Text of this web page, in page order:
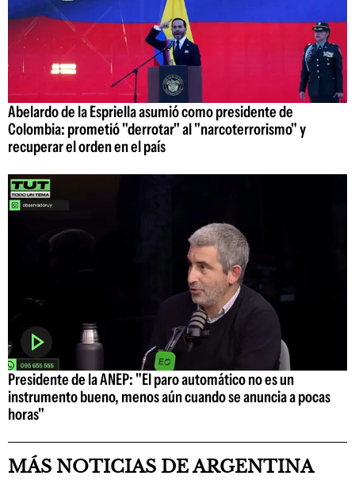
Abelardo de la Espriella asumió como presidente de
Colombia: prometió "derrotar" al "narcoterrorismo" y
recuperar el orden en el país
Presidente de la ANEP: "El paro automático no es un
instrumento bueno, menos aún cuando se anuncia a pocas
horas"
MÁS NOTICIAS DE ARGENTINA